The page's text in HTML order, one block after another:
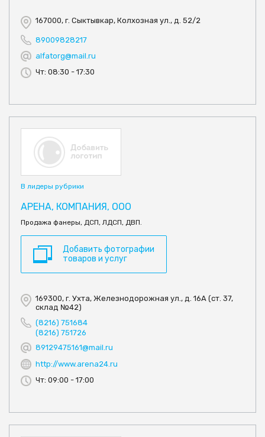
167000, г. Сыктывкар, Колхозная ул., д. 52/2
89009828217
alfatorg@mail.ru
Чт: 08:30 - 17:30
В лидеры рубрики
АРЕНА, КОМПАНИЯ, ООО
Продажа фанеры, ДСП, ЛДСП, ДВП.
Добавить фотографии
товаров и услуг
169300, г. Ухта, Железнодорожная ул., д. 16А (ст. 37,
склад №42)
(8216) 751684
(8216) 751726
89129475161@mail.ru
http://www.arena24.ru
Чт: 09:00 - 17:00